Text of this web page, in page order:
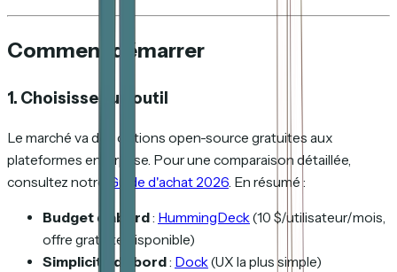
Comment démarrer
1. Choisissez un outil
Le marché va des options open-source gratuites aux
plateformes enterprise. Pour une comparaison détaillée,
consultez notre
Guide d'achat 2026 . En résumé :
Budget d'abord: HummingDeck(10 $/utilisateur/mois,
offre gratuite disponible)
Simplicité d'abord: Dock(UX la plus simple)